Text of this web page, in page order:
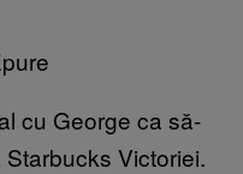
cu George ca să-
Victoriei.